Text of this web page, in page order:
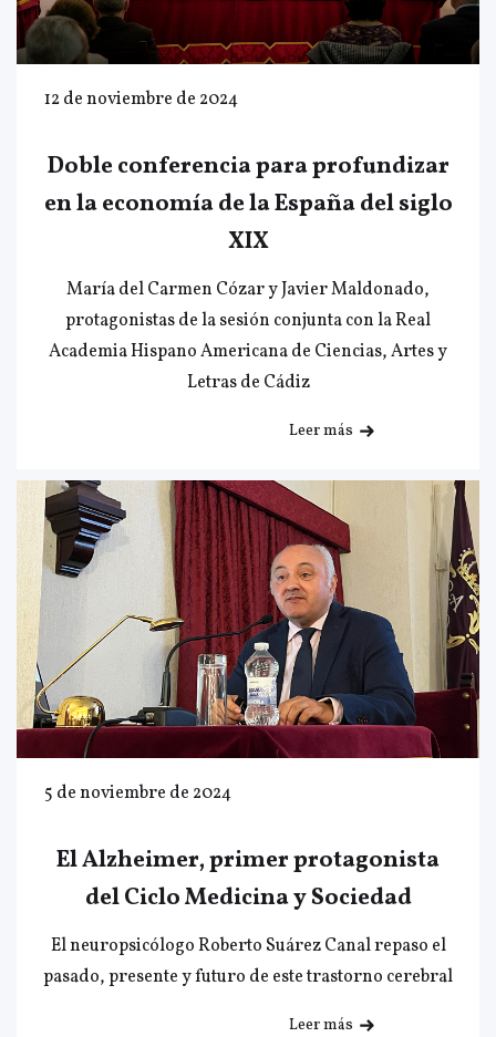
12 de noviembre de 2024
Doble conferencia para profundizar
en la economía de la España del siglo
XIX
María del Carmen Cózar y Javier Maldonado,
protagonistas de la sesión conjunta con la Real
Academia Hispano Americana de Ciencias, Artes y
Letras de Cádiz
Leer más
5 de noviembre de 2024
El Alzheimer, primer protagonista
del Ciclo Medicina y Sociedad
El neuropsicólogo Roberto Suárez Canal repaso el
pasado, presente y futuro de este trastorno cerebral
Leer más